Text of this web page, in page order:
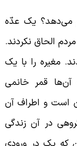
یک عدّه
الحاق نکردند.
مغیره را با یک
قمر خانمی
و اطراف آن
در آن زندگی